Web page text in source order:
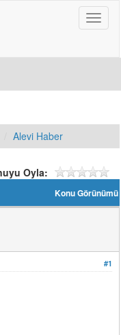
Alevi Haber
Oyla:
Konu Görünümü
#1